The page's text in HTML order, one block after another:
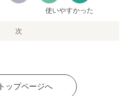
使いやすかった
次
トップページへ